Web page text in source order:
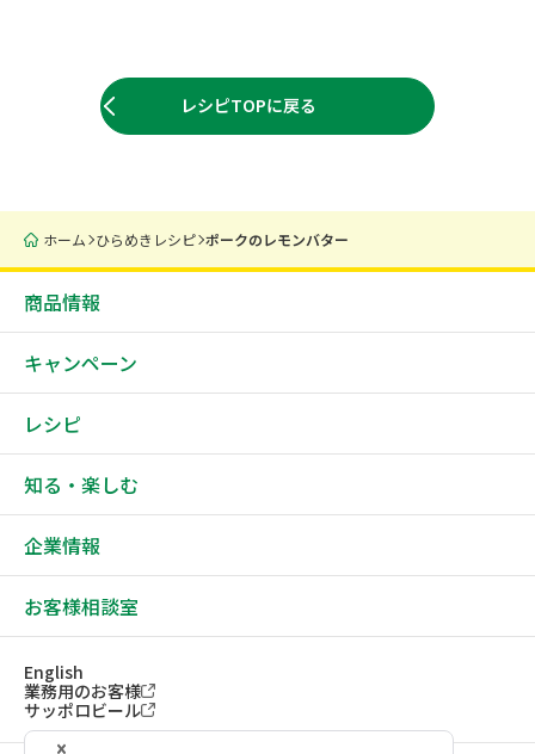
レシピTOPに戻る
ホーム ひらめきレシピ ポークのレモンバター
商品情報
キャンペーン
レシピ
知る・楽しむ
企業情報
お客様相談室
English
業務用のお客様
サッポロビール